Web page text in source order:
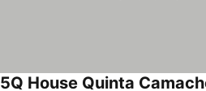
5Q House Quinta